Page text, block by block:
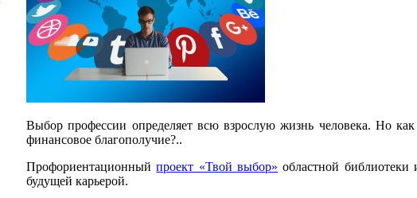
Выбор профессии определяет всю взрослую жизнь человека. Но
финансовое благополучие?..
Профориентационныйпроект «Твой выбор» областной
будущей карьерой.